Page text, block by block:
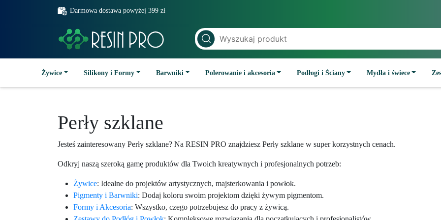
Darmowa dostawa powyżej 399 zł
Żywice Silikony i Formy Barwniki Polerowanie i akcesoria Podłogi i Ściany Mydła i świece
Perły szklane
Jesteś zainteresowany Perły szklane? Na RESIN PRO znajdziesz Perły szklane w super korzystnych cenach.
Odkryj naszą szeroką gamę produktów dla Twoich kreatywnych i profesjonalnych potrzeb:
Żywice: Idealne do projektów artystycznych, majsterkowania i powłok.
Pigmenty i Barwniki: Dodaj koloru swoim projektom dzięki żywym pigmentom.
Formy i Akcesoria: Wszystko, czego potrzebujesz do pracy z żywicą.